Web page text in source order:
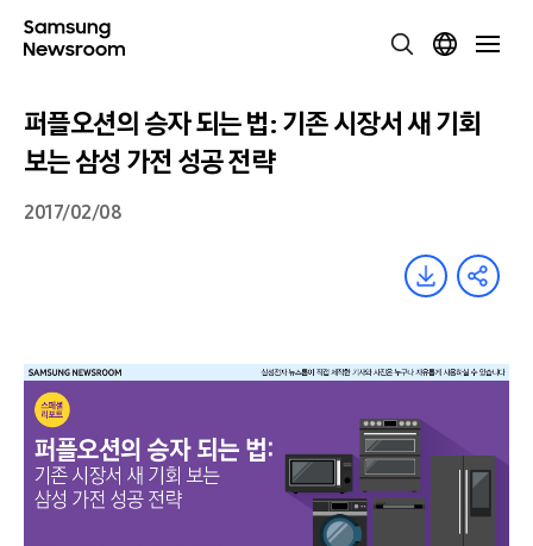
퍼플오션의 승자 되는 법: 기존 시장서 새 기회
보는 삼성 가전 성공 전략
2017/02/08